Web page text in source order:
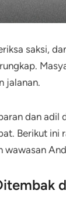
saksi,
jalanan.
dan
Berikut ini
wawasan